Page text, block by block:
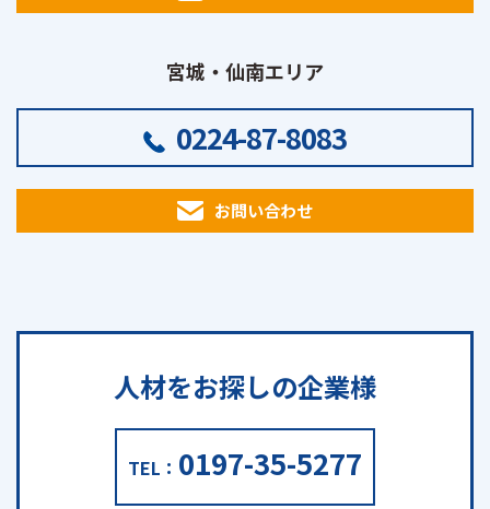
宮城・仙南エリア
0224-87-8083
お問い合わせ
人材をお探しの企業様
TEL： 0197-35-5277